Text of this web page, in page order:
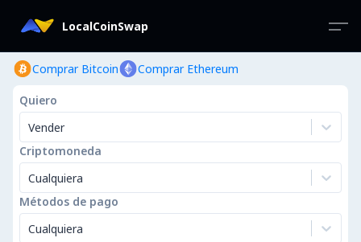
LocalCoinSwap
Comprar Bitcoin Comprar Ethereum
Quiero
Vender
Criptomoneda
Cualquiera
Métodos de pago
Cualquiera